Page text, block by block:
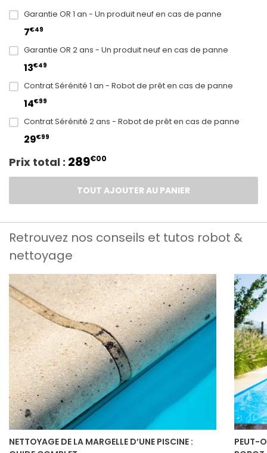
Garantie OR 1 an - Un produit neuf en cas de panne
7€49
Garantie OR 2 ans - Un produit neuf en cas de panne
13€49
Contrat Sérénité 1 an - Robot de prêt en cas de panne
14€99
Contrat Sérénité 2 ans - Robot de prêt en cas de panne
29€99
Prix total : 289€00
TOUT AJOUTER AU PANIER
Retrouvez nos conseils et tutos robot &
nettoyage
NETTOYAGE DE LA MARGELLE D’UNE PISCINE :
PEUT-